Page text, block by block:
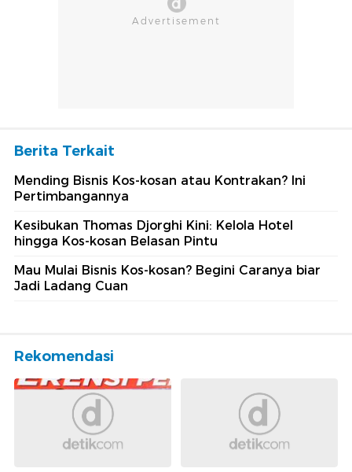
Berita Terkait
Mending Bisnis Kos-kosan atau Kontrakan? Ini
Pertimbangannya
Kesibukan Thomas Djorghi Kini: Kelola Hotel
hingga Kos-kosan Belasan Pintu
Mau Mulai Bisnis Kos-kosan? Begini Caranya biar
Jadi Ladang Cuan
Rekomendasi